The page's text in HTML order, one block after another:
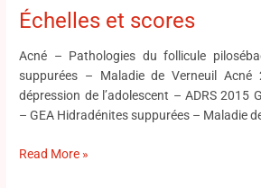
Échelles et scores
Acné – Pathologies du follicule
suppurées – Maladie de Verneuil Acné
dépression de l’adolescent – ADRS 2015
– GEA Hidradénites suppurées – Maladie
scores
Read More »